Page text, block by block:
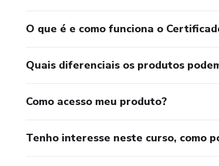
O que é e como funciona o
Quais diferenciais os produtos
Como acesso meu produto?
Tenho interesse neste curso, como